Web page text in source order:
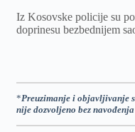
Iz Kosovske policije su
doprinesu bezbednijem
*Preuzimanje i objavljivanje
nije dozvoljeno bez